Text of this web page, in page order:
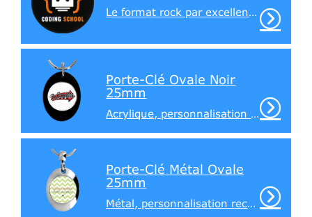
Le format rock par excellence !
Porte-Clé Ovale Noir
25mm
Acrylique, personnalisation recto / verso
Porte-Clé Métal Ovale
25mm
Métal, personnalisation recto / verso